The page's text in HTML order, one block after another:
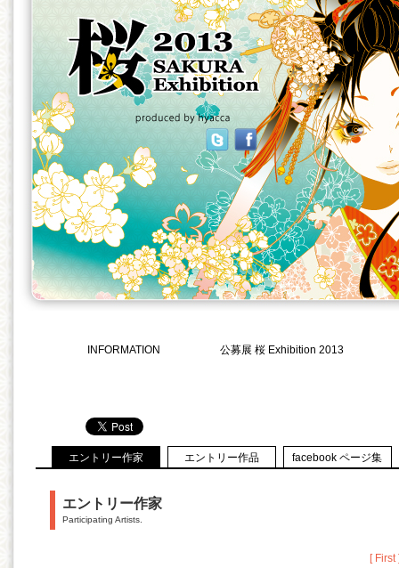
INFORMATION 公募展 桜 Exhibition 2013
エントリー作家 エントリー作品 facebook ページ集
エントリー作家
Participating Artists.
[ First